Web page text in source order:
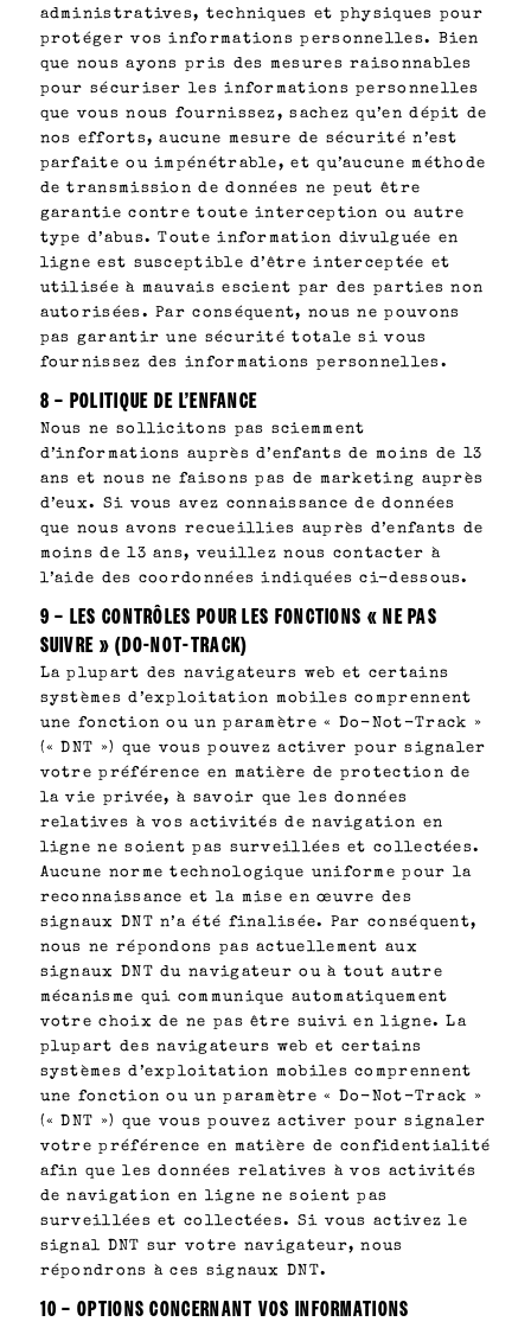
administratives, techniques et physiques pour
protéger vos informations personnelles. Bien
que nous ayons pris des mesures raisonnables
pour sécuriser les informations personnelles
que vous nous fournissez, sachez qu’en dépit de
nos efforts, aucune mesure de sécurité n’est
parfaite ou impénétrable, et qu’aucune méthode
de transmission de données ne peut être
garantie contre toute interception ou autre
type d’abus. Toute information divulguée en
ligne est susceptible d’être interceptée et
utilisée à mauvais escient par des parties non
autorisées. Par conséquent, nous ne pouvons
pas garantir une sécurité totale si vous
fournissez des informations personnelles.
8 – POLITIQUE DE L’ENFANCE
Nous ne sollicitons pas sciemment
d’informations auprès d’enfants de moins de 13
ans et nous ne faisons pas de marketing auprès
d’eux. Si vous avez connaissance de données
que nous avons recueillies auprès d’enfants de
moins de 13 ans, veuillez nous contacter à
l’aide des coordonnées indiquées ci-dessous.
9 – LES CONTRÔLES POUR LES FONCTIONS « NE PAS
SUIVRE » (DO-NOT-TRACK)
La plupart des navigateurs web et certains
systèmes d’exploitation mobiles comprennent
une fonction ou un paramètre « Do-Not-Track »
(« DNT ») que vous pouvez activer pour signaler
votre préférence en matière de protection de
la vie privée, à savoir que les données
relatives à vos activités de navigation en
ligne ne soient pas surveillées et collectées.
Aucune norme technologique uniforme pour la
reconnaissance et la mise en œuvre des
signaux DNT n’a été finalisée. Par conséquent,
nous ne répondons pas actuellement aux
signaux DNT du navigateur ou à tout autre
mécanisme qui communique automatiquement
votre choix de ne pas être suivi en ligne. La
plupart des navigateurs web et certains
systèmes d’exploitation mobiles comprennent
une fonction ou un paramètre « Do-Not-Track »
(« DNT ») que vous pouvez activer pour signaler
votre préférence en matière de confidentialité
afin que les données relatives à vos activités
de navigation en ligne ne soient pas
surveillées et collectées. Si vous activez le
signal DNT sur votre navigateur, nous
répondrons à ces signaux DNT.
10 – OPTIONS CONCERNANT VOS INFORMATIONS